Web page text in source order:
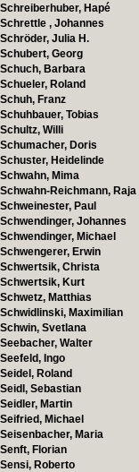
Schreiberhuber, Hapé
Schrettle , Johannes
Schröder, Julia H.
Schubert, Georg
Schuch, Barbara
Schueler, Roland
Schuh, Franz
Schuhbauer, Tobias
Schultz, Willi
Schumacher, Doris
Schuster, Heidelinde
Schwahn, Mima
Schwahn-Reichmann, Raja
Schweinester, Paul
Schwendinger, Johannes
Schwendinger, Michael
Schwengerer, Erwin
Schwertsik, Christa
Schwertsik, Kurt
Schwetz, Matthias
Schwidlinski, Maximilian
Schwin, Svetlana
Seebacher, Walter
Seefeld, Ingo
Seidel, Roland
Seidl, Sebastian
Seidler, Martin
Seifried, Michael
Seisenbacher, Maria
Senft, Florian
Sensi, Roberto